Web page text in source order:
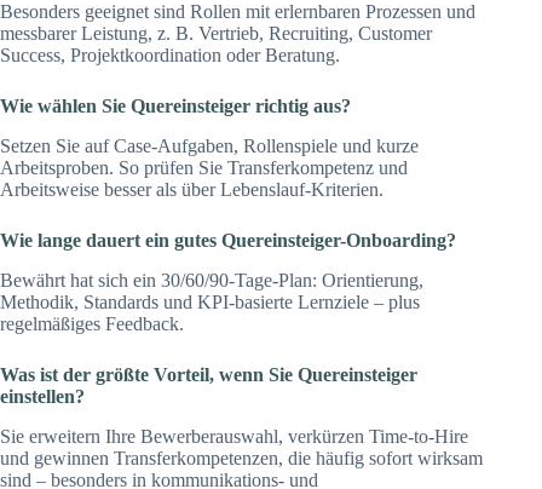
Besonders geeignet sind Rollen mit erlernbaren Prozessen und
messbarer Leistung, z. B. Vertrieb, Recruiting, Customer
Success, Projektkoordination oder Beratung.
Wie wählen Sie Quereinsteiger richtig aus?
Setzen Sie auf Case-Aufgaben, Rollenspiele und kurze
Arbeitsproben. So prüfen Sie Transferkompetenz und
Arbeitsweise besser als über Lebenslauf-Kriterien.
Wie lange dauert ein gutes Quereinsteiger-Onboarding?
Bewährt hat sich ein 30/60/90-Tage-Plan: Orientierung,
Methodik, Standards und KPI-basierte Lernziele – plus
regelmäßiges Feedback.
Was ist der größte Vorteil, wenn Sie Quereinsteiger
einstellen?
Sie erweitern Ihre Bewerberauswahl, verkürzen Time-to-Hire
und gewinnen Transferkompetenzen, die häufig sofort wirksam
sind – besonders in kommunikations- und